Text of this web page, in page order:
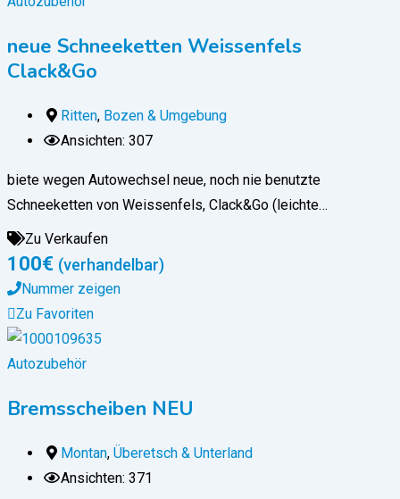
neue Schneeketten Weissenfels
Clack&Go
Ritten, Bozen & Umgebung
Ansichten: 307
biete wegen Autowechsel neue, noch nie benutzte
Schneeketten von Weissenfels, Clack&Go (leichte…
Zu Verkaufen
100€ (verhandelbar)
Nummer zeigen
Zu Favoriten
Autozubehör
Bremsscheiben NEU
Montan, Überetsch & Unterland
Ansichten: 371